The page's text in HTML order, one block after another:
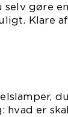
selv gøre
Klare
er